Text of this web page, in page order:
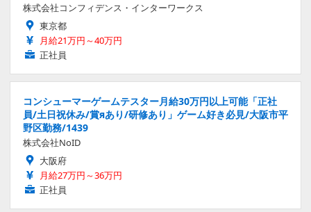
株式会社コンフィデンス・インターワークス
東京都
月給21万円～40万円
正社員
コンシューマーゲームテスター月給30万円以上可能「正社
員/土日祝休み/賞яあり/研修あり」ゲーム好き必見/大阪市平
野区勤務/1439
株式会社NoID
大阪府
月給27万円～36万円
正社員